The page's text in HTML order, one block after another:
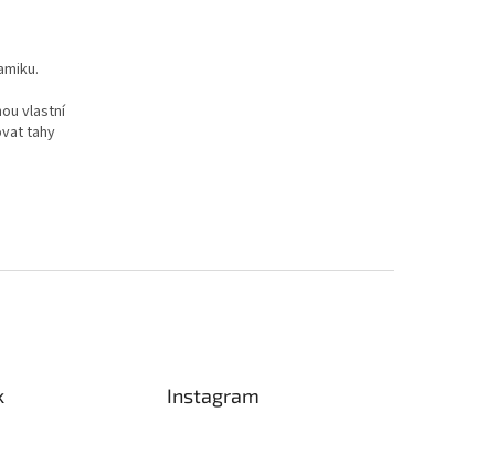
vlastní
tahy
Instagram